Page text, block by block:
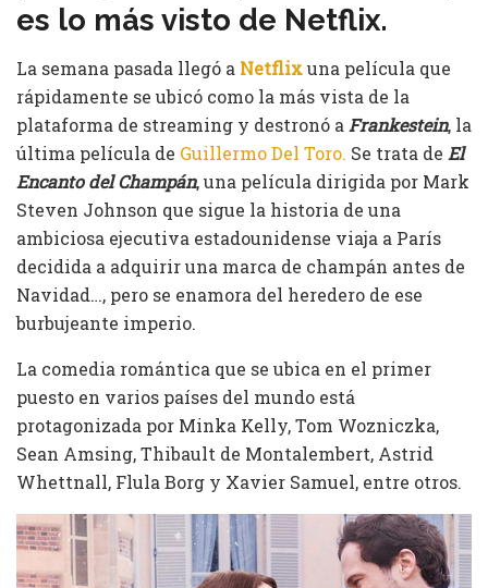
es lo más visto de Netflix.
La semana pasada llegó a Netflixuna película que
rápidamente se ubicó como la más vista de la
plataforma de streaming y destronó a Frankestein, la
última película de Guillermo Del Toro. Se trata de El
Encanto del Champán, una película dirigida por Mark
Steven Johnson que sigue la historia de una
ambiciosa ejecutiva estadounidense viaja a París
decidida a adquirir una marca de champán antes de
Navidad…, pero se enamora del heredero de ese
burbujeante imperio.
La comedia romántica que se ubica en el primer
puesto en varios países del mundo está
protagonizada por Minka Kelly, Tom Wozniczka,
Sean Amsing, Thibault de Montalembert, Astrid
Whettnall, Flula Borg y Xavier Samuel, entre otros.